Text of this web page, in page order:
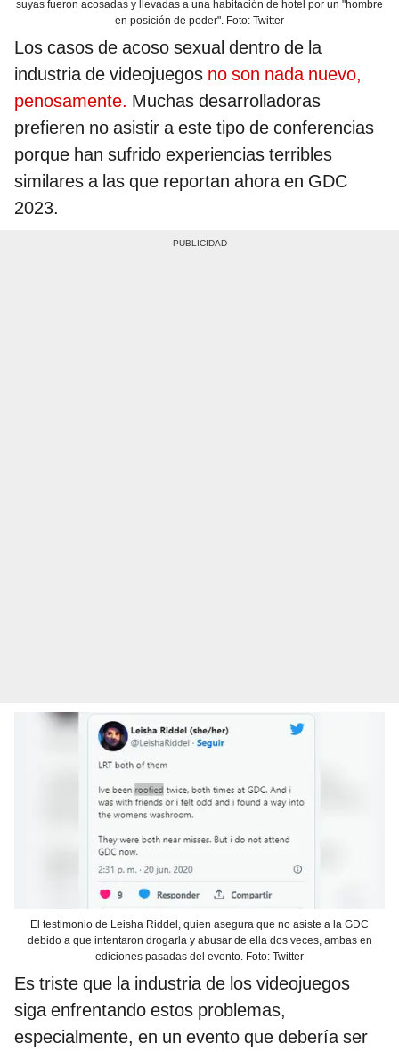
suyas fueron acosadas y llevadas a una habitación de hotel por un "hombre
en posición de poder". Foto: Twitter
Los casos de acoso sexual dentro de la
industria de videojuegos no son nada nuevo,
penosamente. Muchas desarrolladoras
prefieren no asistir a este tipo de conferencias
porque han sufrido experiencias terribles
similares a las que reportan ahora en GDC
2023.
El testimonio de Leisha Riddel, quien asegura que no asiste a la GDC
debido a que intentaron drogarla y abusar de ella dos veces, ambas en
ediciones pasadas del evento. Foto: Twitter
Es triste que la industria de los videojuegos
siga enfrentando estos problemas,
especialmente, en un evento que debería ser